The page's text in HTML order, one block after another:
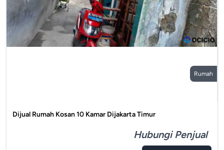
Rumah
Dijual Rumah Kosan 10 Kamar Dijakarta Timur
Hubungi Penjual